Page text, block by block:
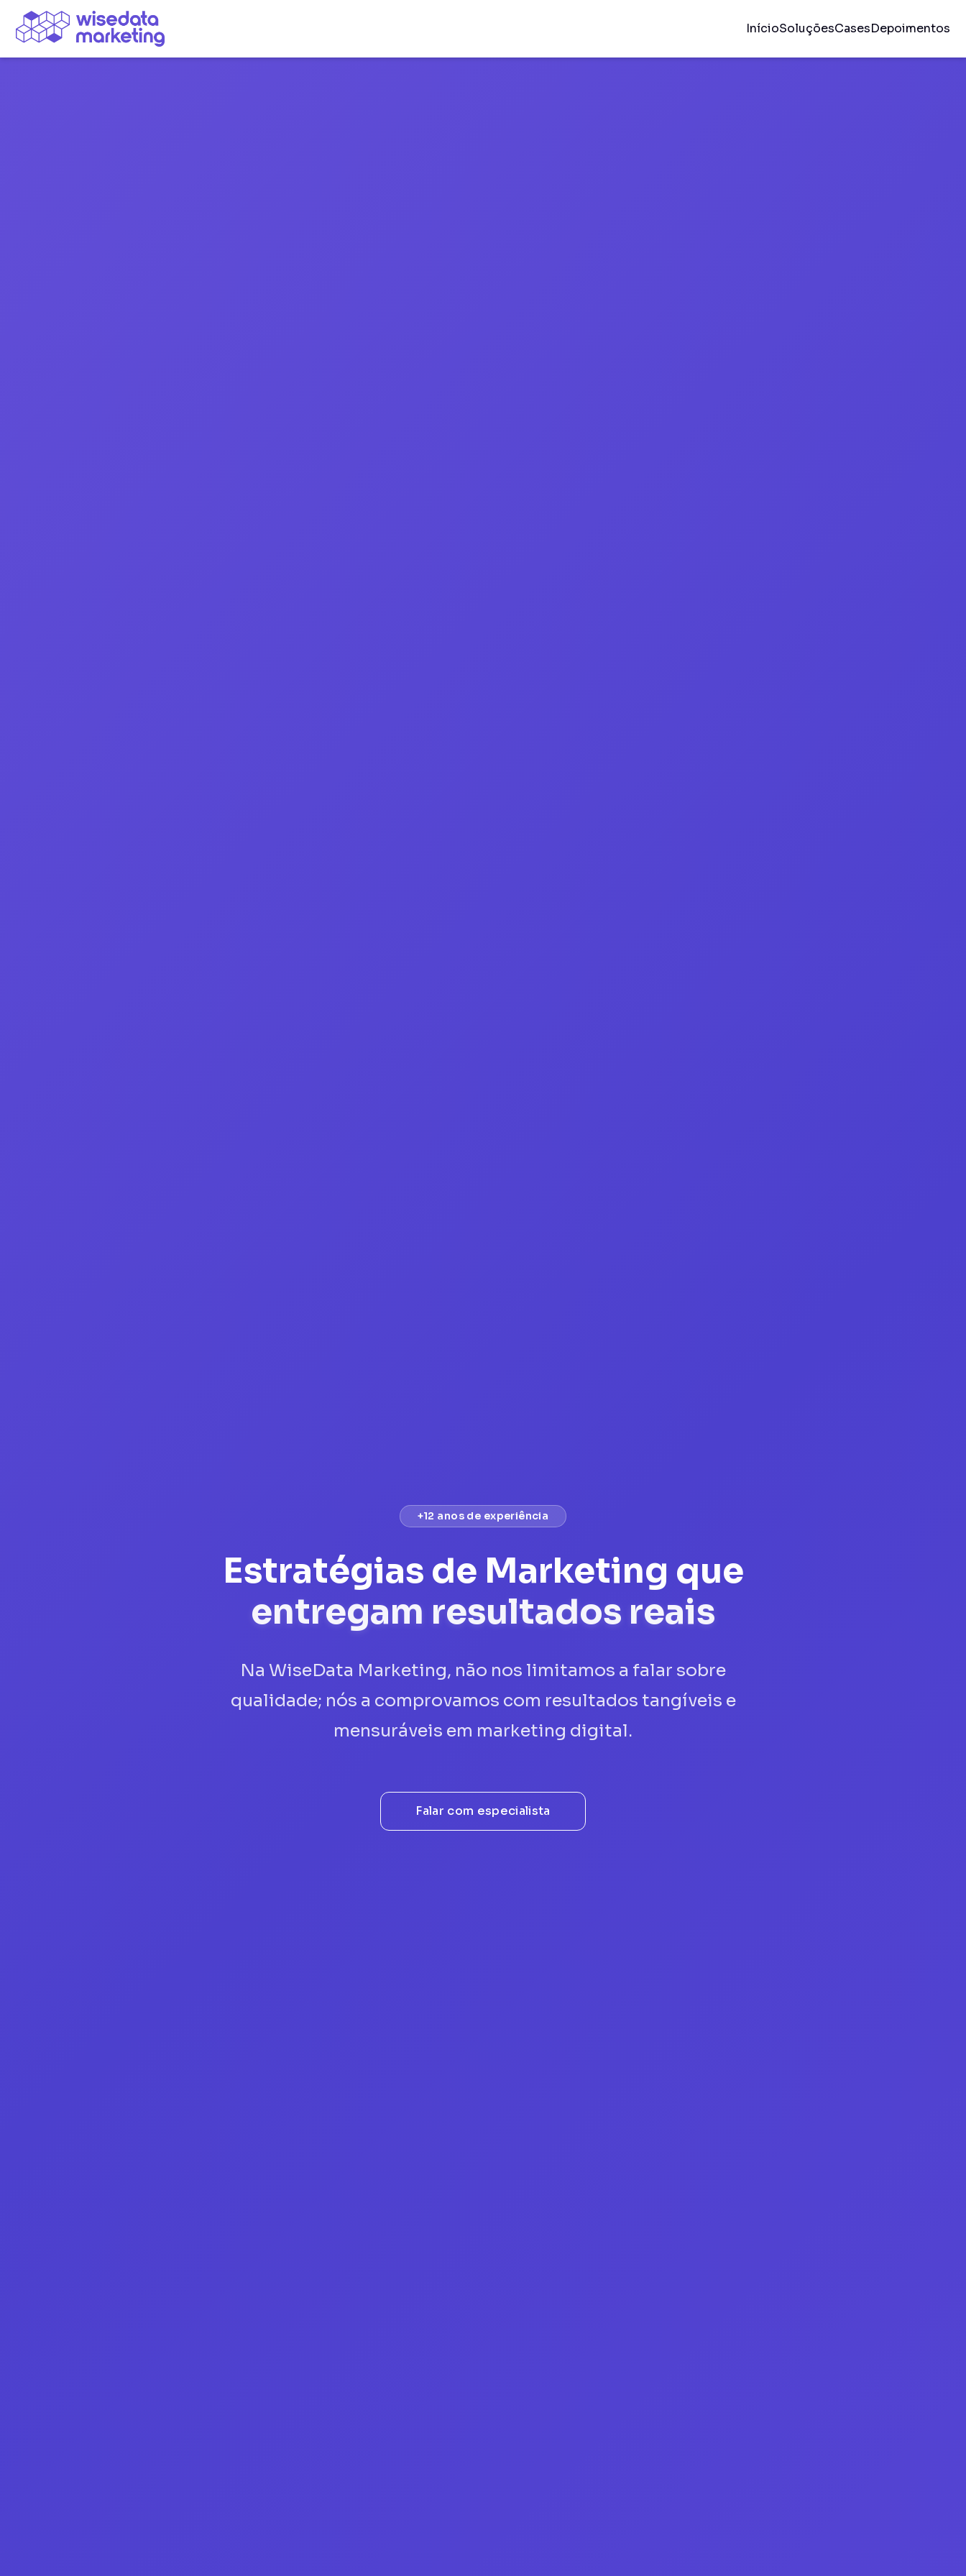
Navegação Principal InícioSoluçõesCasesDepoimentos
+12 anos de experiência
Estratégias de Marketing que
entregam resultados reais
Na WiseData Marketing, não nos limitamos a falar sobre
qualidade; nós a comprovamos com resultados tangíveis e
mensuráveis em marketing digital.
Falar com especialista